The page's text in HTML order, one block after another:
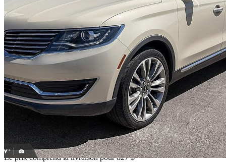
2016 Lincoln MKX
Reserve AWD 122 103 km
20 726 $ Trop
364 $/mois env.
Livraison à domicile de Leduc, AB
Le prix comprend la livraison pour 827 $